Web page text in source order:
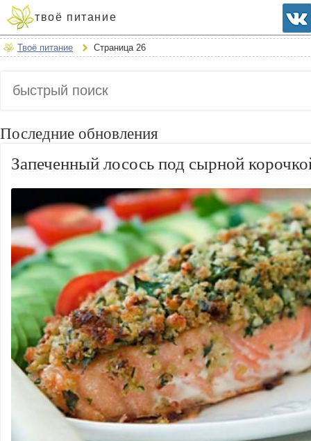
твоё питание
Твоё питание Страница 26
Последние обновления
Запеченный лосось под сырной